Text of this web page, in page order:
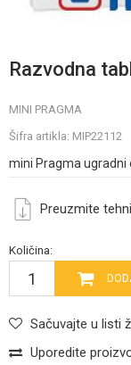
Razvodna
MINI PRAGMA
Šifra artikla: MIP22112
mini Pragma ugradni
Preuzmite
Količina:
Sačuvajte u listi
Uporedite